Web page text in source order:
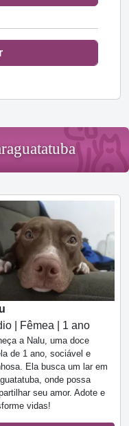
| Fêmea | 1 ano
a Nalu, uma doce
de 1 ano, sociável e
Ela busca um lar em
onde possa
seu amor. Adote e
vidas!